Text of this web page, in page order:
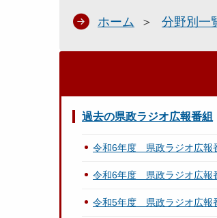
ホーム 分野別一
過去の県政ラジオ広報番組
令和6年度 県政ラジオ広報
令和6年度 県政ラジオ広報
令和5年度 県政ラジオ広報